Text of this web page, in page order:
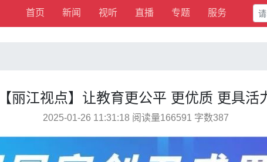
首页 新闻 视听 直播 专题 服务
【丽江视点】让教育更公平 更优质 更具活
2025-01-26 11:31:18 阅读量166591 字数387